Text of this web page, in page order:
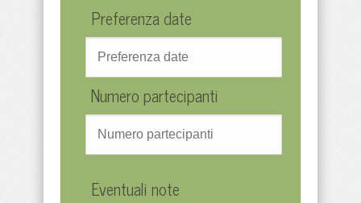
Preferenza date
Numero partecipanti
Eventuali note